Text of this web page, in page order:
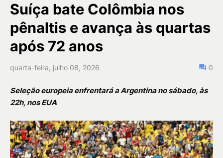
Suíça bate Colômbia nos
pênaltis e avança às quartas
após 72 anos
quarta-feira, julho 08, 2026 0
Seleção europeia enfrentará a Argentina no sábado, às
22h, nos EUA